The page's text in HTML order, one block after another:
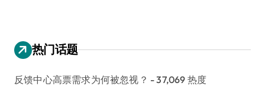
热门话题
反馈中心高票需求为何被忽视？ - 37,069 热度